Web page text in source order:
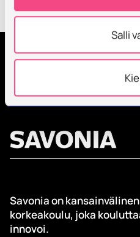
Salli
Tilaa Savonian
Savonia on
korkeakoulu, joka
innovoi.